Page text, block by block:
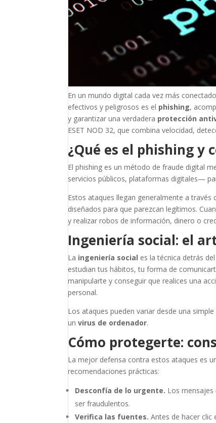
En un mundo digital cada vez más
efectivos y peligrosos es el phishing,
y garantizar una verdadera protección
ESET NOD 32, que combina velocidad,
¿Qué es el phishing y
El phishing es un método de fraude digital
servicios públicos, plataformas digitales—
Estos ataques llegan generalmente a
diseñados para que parezcan legítimos.
y realizar robos de información, dinero o
Ingeniería social: el
La ingeniería social es la técnica detrás
estudian tus hábitos, tu forma de
manipularte y conseguir que realices una
personal.
Los ataques pueden variar desde una
unvirus de ordenador.
Cómo protegerte:
La mejor defensa contra estos ataques es
recomendaciones prácticas:
Desconfía de lo urgente. Los mensajes
ser fraudulentos.
Verifica las fuentes. Antes de hacer clic